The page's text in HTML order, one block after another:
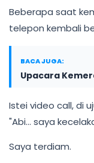
Beberapa saat
telepon kembali
BACA JUGA:
Upacara
Istei video call, di
"Abi... saya
Saya terdiam.